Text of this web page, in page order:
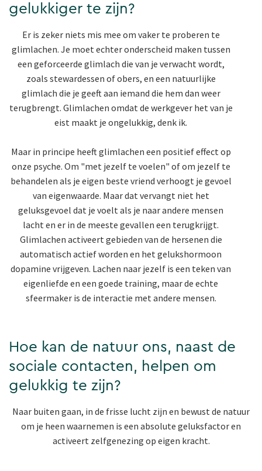
gelukkiger te zijn?
Er is zeker niets mis mee om vaker te proberen te
glimlachen. Je moet echter onderscheid maken tussen
een geforceerde glimlach die van je verwacht wordt,
zoals stewardessen of obers, en een natuurlijke
glimlach die je geeft aan iemand die hem dan weer
terugbrengt. Glimlachen omdat de werkgever het van je
eist maakt je ongelukkig, denk ik.
Maar in principe heeft glimlachen een positief effect op
onze psyche. Om "met jezelf te voelen" of om jezelf te
behandelen als je eigen beste vriend verhoogt je gevoel
van eigenwaarde. Maar dat vervangt niet het
geluksgevoel dat je voelt als je naar andere mensen
lacht en er in de meeste gevallen een terugkrijgt.
Glimlachen activeert gebieden van de hersenen die
automatisch actief worden en het gelukshormoon
dopamine vrijgeven. Lachen naar jezelf is een teken van
eigenliefde en een goede training, maar de echte
sfeermaker is de interactie met andere mensen.
Hoe kan de natuur ons, naast de
sociale contacten, helpen om
gelukkig te zijn?
Naar buiten gaan, in de frisse lucht zijn en bewust de natuur
om je heen waarnemen is een absolute geluksfactor en
activeert zelfgenezing op eigen kracht.